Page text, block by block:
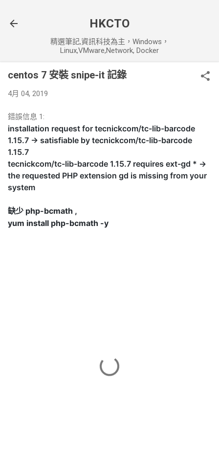
HKCTO
精選筆記,資訊科技為主，Windows，
Linux,VMware,Network, Docker
centos 7 安裝 snipe-it 記錄
4月 04, 2019
錯誤信息 1:
installation request for tecnickcom/tc-lib-barcode
1.15.7 -> satisfiable by tecnickcom/tc-lib-barcode
1.15.7
tecnickcom/tc-lib-barcode 1.15.7 requires ext-gd * ->
the requested PHP extension gd is missing from your
system
缺少 php-bcmath ,
yum install php-bcmath -y